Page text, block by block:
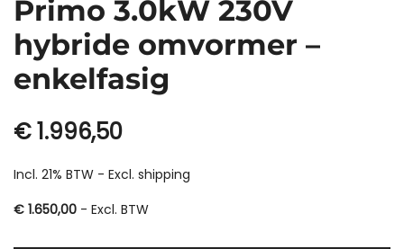
Primo 3.0kW 230V
hybride omvormer –
enkelfasig
€1.996,50
Incl. 21% BTW - Excl. shipping
€ 1.650,00 - Excl. BTW